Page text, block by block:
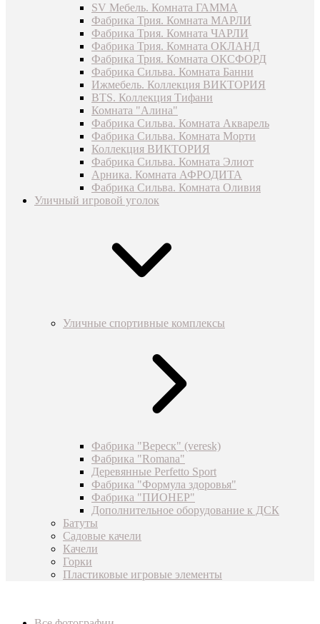
SV Мебель. Комната ГАММА
Фабрика Трия. Комната МАРЛИ
Фабрика Трия. Комната ЧАРЛИ
Фабрика Трия. Комната ОКЛАНД
Фабрика Трия. Комната ОКСФОРД
Фабрика Сильва. Комната Банни
Ижмебель. Коллекция ВИКТОРИЯ
BTS. Коллекция Тифани
Комната "Алина"
Фабрика Сильва. Комната Акварель
Фабрика Сильва. Комната Морти
Коллекция ВИКТОРИЯ
Фабрика Сильва. Комната Элиот
Арника. Комната АФРОДИТА
Фабрика Сильва. Комната Оливия
Уличный игровой уголок
Уличные спортивные комплексы
Фабрика "Вереск" (veresk)
Фабрика "Romana"
Деревянные Perfetto Sport
Фабрика "Формула здоровья"
Фабрика "ПИОНЕР"
Дополнительное оборудование к ДСК
Батуты
Садовые качели
Качели
Горки
Пластиковые игровые элементы